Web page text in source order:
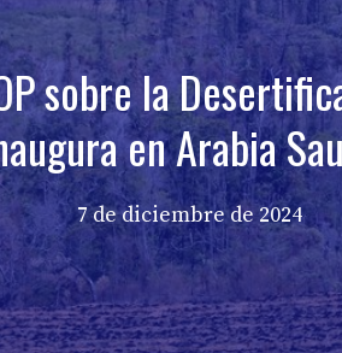
sobre la
en Arabia
7 de diciembre de 2024